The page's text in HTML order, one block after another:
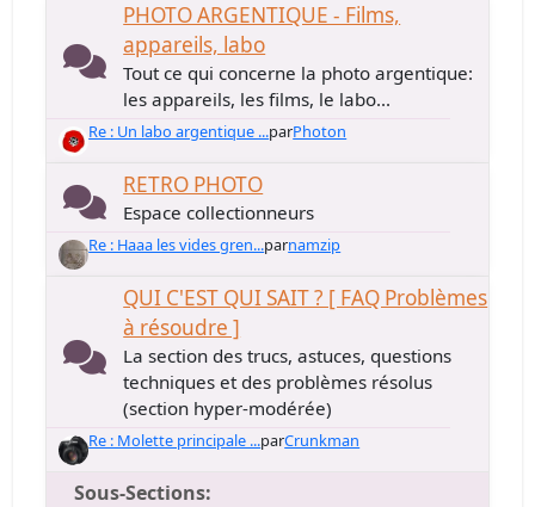
PHOTO ARGENTIQUE - Films,
appareils, labo
Tout ce qui concerne la photo argentique:
les appareils, les films, le labo...
Re : Un labo argentique ...parPhoton
RETRO PHOTO
Espace collectionneurs
Re : Haaa les vides gren...parnamzip
QUI C'EST QUI SAIT ? [ FAQ Problèmes
à résoudre ]
La section des trucs, astuces, questions
techniques et des problèmes résolus
(section hyper-modérée)
Re : Molette principale ...parCrunkman
Sous-Sections